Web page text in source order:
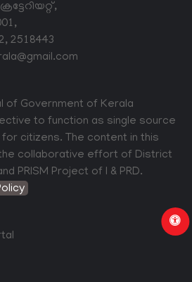
2518443
of Government of Kerala
to function as single source
citizens. The content in this
collaborative effort of District
PRISM Project of I & PRD.